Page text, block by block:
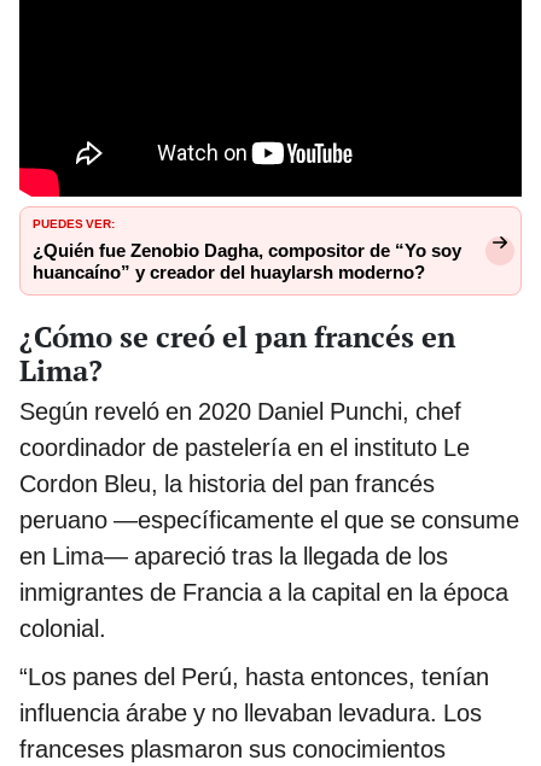
PUEDES VER:
¿Quién fue Zenobio Dagha, compositor de “Yo soy
huancaíno” y creador del huaylarsh moderno?
¿Cómo se creó el pan francés en
Lima?
Según reveló en 2020 Daniel Punchi, chef
coordinador de pastelería en el instituto Le
Cordon Bleu, la historia del pan francés
peruano —específicamente el que se consume
en Lima— apareció tras la llegada de los
inmigrantes de Francia a la capital en la época
colonial.
“Los panes del Perú, hasta entonces, tenían
influencia árabe y no llevaban levadura. Los
franceses plasmaron sus conocimientos